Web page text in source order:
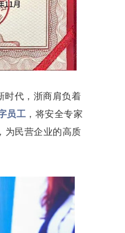
时代，浙商肩负着
员工 ，将安全专家
，为民营企业的高质